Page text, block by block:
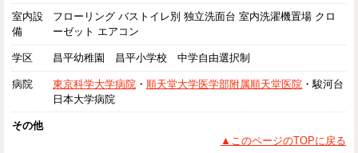
室内設
備
フローリング バストイレ別 独立洗面台 室内洗濯機置場 クロ
ーゼット エアコン
学区 昌平幼稚園 昌平小学校 中学自由選択制
病院 東京科学大学病院 ・ 順天堂大学医学部附属順天堂医院 ・駿河台
日本大学病院
その他
▲このページのTOPに戻る